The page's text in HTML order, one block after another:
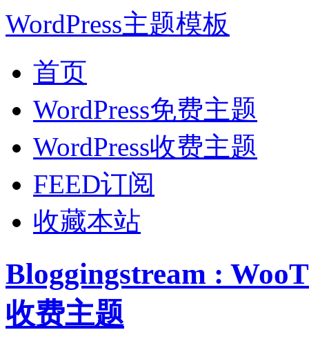
WordPress主题模板
首页
WordPress免费主题
WordPress收费主题
FEED订阅
收藏本站
Bloggingstream :
收费主题